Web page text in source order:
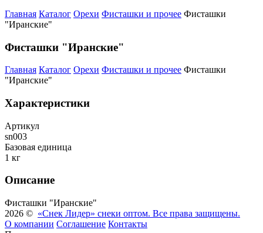
Главная Каталог Орехи Фисташки и прочее Фисташки
"Иранские"
Фисташки "Иранские"
Главная Каталог Орехи Фисташки и прочее Фисташки
"Иранские"
Характеристики
Артикул
sn003
Базовая единица
1 кг
Описание
Фисташки "Иранские"
2026 © «Снек Лидер» снеки оптом. Все права защищены.
О компании Соглашение Контакты